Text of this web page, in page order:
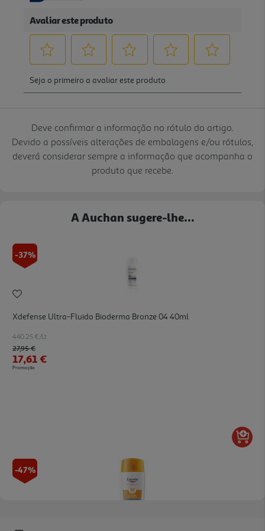
Deve confirmar a informação no rótulo do artigo.
Devido a possíveis alterações de embalagens e/ou rótulos,
deverá considerar sempre a informação que acompanha o
produto que recebe.
A Auchan sugere-lhe...
-37%
Xdefense Ultra-Fluido Bioderma Bronze 04 40ml
440.25 €/Lt
Price reduced from
27,95 €to
17,61 €
Promoção
-47%